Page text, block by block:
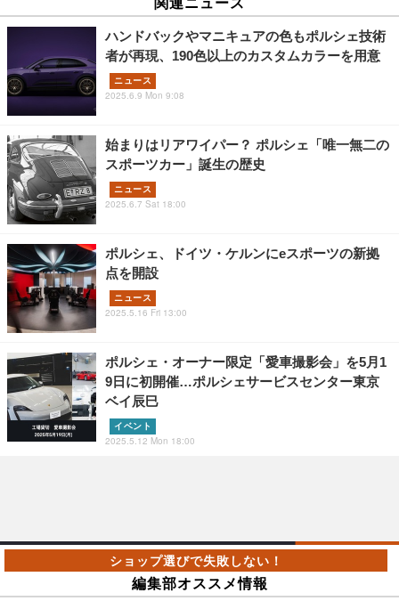
ハンドバックやマニキュアの色もポルシェ技術
者が再現、190色以上のカスタムカラーを用意
ニュース
2025.6.9 Mon 9:08
始まりはリアワイパー？ ポルシェ「唯一無二の
スポーツカー」誕生の歴史
ニュース
2025.6.7 Sat 18:00
ポルシェ、ドイツ・ケルンにeスポーツの新拠
点を開設
ニュース
2025.5.16 Fri 13:00
ポルシェ・オーナー限定「愛車撮影会」を5月1
9日に初開催…ポルシェサービスセンター東京
ベイ辰巳
イベント
2025.5.12 Mon 18:00
編集部オススメ情報